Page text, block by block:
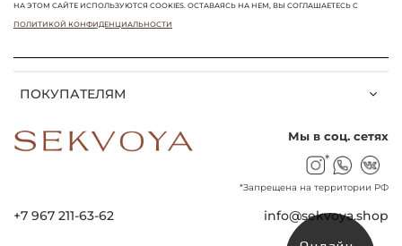
ПОКУПАТЕЛЯМ
НА ЭТОМ САЙТЕ ИСПОЛЬЗУЮТСЯ COOKIES. ОСТАВАЯСЬ НА НЕМ, ВЫ СОГЛАШАЕТЕСЬ С
ПОЛИТИКОЙ КОНФИДЕНЦИАЛЬНОСТИ
+7 967 211-63-62 info@sekvoya.shop
Мы в соц. сетях
*
*Запрещена на территории РФ